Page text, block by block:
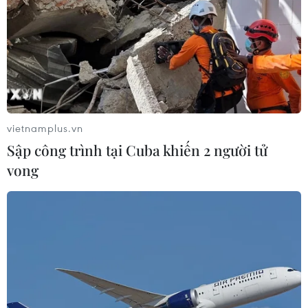
sinh học B5 và B10
vietnamplus.vn
Sập công trình tại Cuba khiến 2 người tử
vong